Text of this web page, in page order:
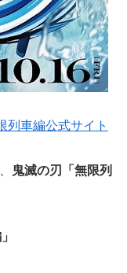
列車編公式サイト
鬼滅の刃「無限列